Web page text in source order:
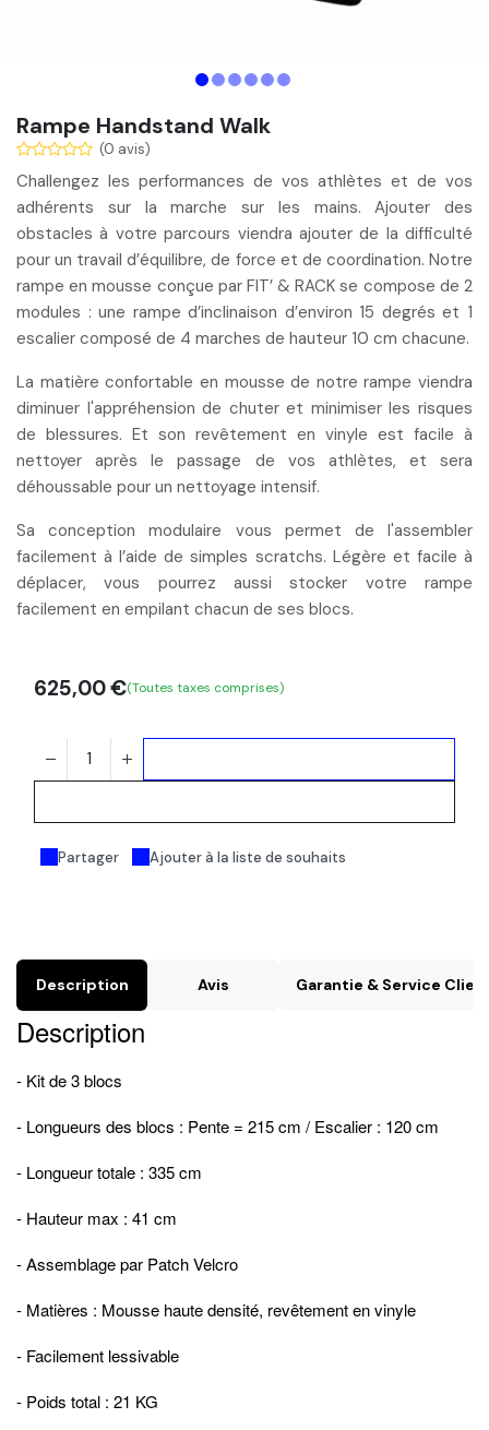
Rampe Handstand Walk
(0 avis)
Challengez les performances de vos athlètes et de vos
adhérents sur la marche sur les mains. Ajouter des
obstacles à votre parcours viendra ajouter de la difficulté
pour un travail d’équilibre, de force et de coordination. Notre
rampe en mousse conçue par FIT’ & RACK se compose de 2
modules : une rampe d’inclinaison d’environ 15 degrés et 1
escalier composé de 4 marches de hauteur 10 cm chacune.
La matière confortable en mousse de notre rampe viendra
diminuer l'appréhension de chuter et minimiser les risques
de blessures. Et son revêtement en vinyle est facile à
nettoyer après le passage de vos athlètes, et sera
déhoussable pour un nettoyage intensif.
Sa conception modulaire vous permet de l'assembler
facilement à l’aide de simples scratchs. Légère et facile à
déplacer, vous pourrez aussistocker votre rampe
facilement en empilant chacun de ses blocs.
Partager Ajouter à la liste de souhaits
625,00€(Toutes taxes comprises)
Description Avis Garantie & Service
Description
- Kit de 3 blocs
- Longueurs des blocs : Pente = 215 cm / Escalier : 120 cm
- Longueur totale : 335 cm
- Hauteur max : 41 cm
- Assemblage par Patch Velcro
- Matières : Mousse haute densité, revêtement en vinyle
- Facilement lessivable
- Poids total : 21 KG